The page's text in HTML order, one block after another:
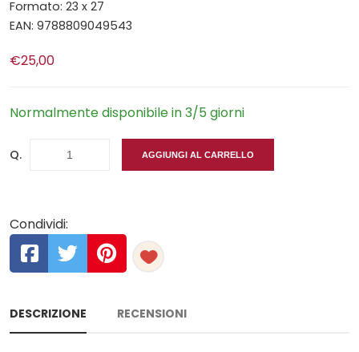
Formato: 23 x 27
EAN: 9788809049543
€25,00
Normalmente disponibile in 3/5 giorni
Q. AGGIUNGI AL CARRELLO
Condividi:
DESCRIZIONE RECENSIONI